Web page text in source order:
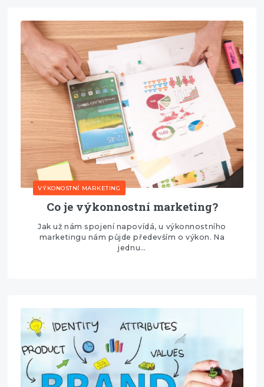
VÝKONOSTNÍ MARKETING
Co je výkonnostní marketing?
Jak už nám spojení napovídá, u výkonnostního
marketingu nám půjde především o výkon. Na
jednu…